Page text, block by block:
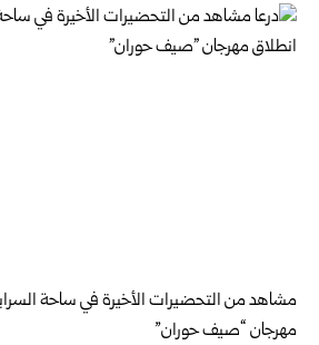
مشاهد من التحضيرات الأخيرة في ساحة
مهرجان “صيف حوران”